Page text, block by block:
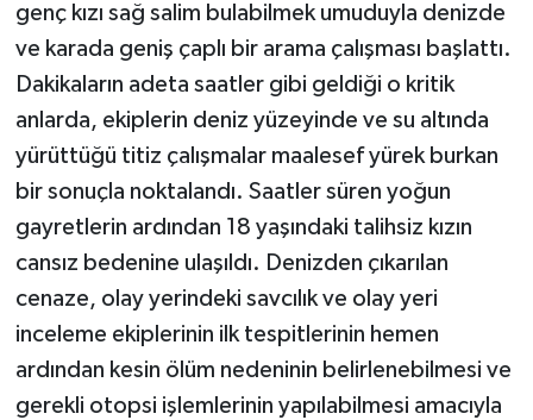
genç kızı sağ salim bulabilmek umuduyla denizde
ve karada geniş çaplı bir arama çalışması başlattı.
Dakikaların adeta saatler gibi geldiği o kritik
anlarda, ekiplerin deniz yüzeyinde ve su altında
yürüttüğü titiz çalışmalar maalesef yürek burkan
bir sonuçla noktalandı. Saatler süren yoğun
gayretlerin ardından 18 yaşındaki talihsiz kızın
cansız bedenine ulaşıldı. Denizden çıkarılan
cenaze, olay yerindeki savcılık ve olay yeri
inceleme ekiplerinin ilk tespitlerinin hemen
ardından kesin ölüm nedeninin belirlenebilmesi ve
gerekli otopsi işlemlerinin yapılabilmesi amacıyla